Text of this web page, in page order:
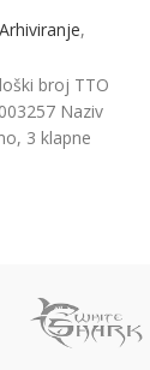
Arhiviranje,
broj TTO
Naziv
3 klapne